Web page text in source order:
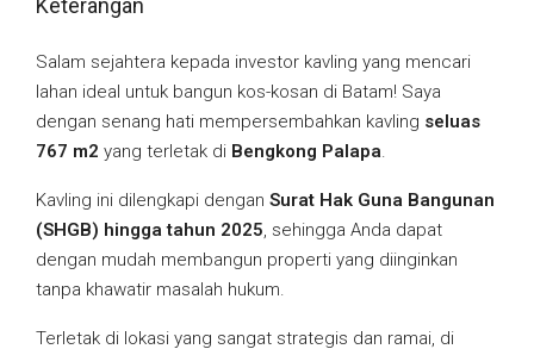
Keterangan
Salam sejahtera kepada investor kavling yang mencari
lahan ideal untuk bangun kos-kosan di Batam! Saya
dengan senang hati mempersembahkan kavling seluas
767 m2 yang terletak di Bengkong Palapa.
Kavling ini dilengkapi dengan Surat Hak Guna Bangunan
(SHGB) hingga tahun 2025, sehingga Anda dapat
dengan mudah membangun properti yang diinginkan
tanpa khawatir masalah hukum.
Terletak di lokasi yang sangat strategis dan ramai, di